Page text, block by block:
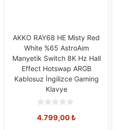
AKKO RAY68 HE Misty Red
White %65 AstroAim
Manyetik Switch 8K Hz Hall
Effect Hotswap ARGB
Kablosuz İngilizce Gaming
Klavye
o
4.799,00₺